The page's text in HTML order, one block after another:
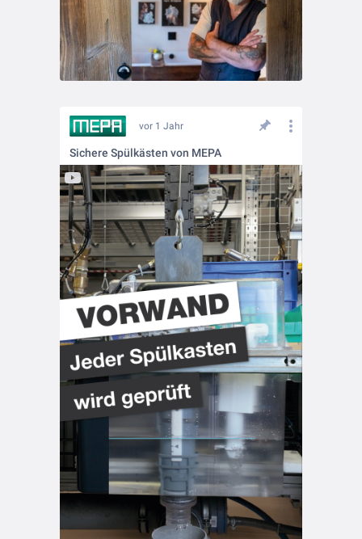
vor 1 Jahr
Sichere Spülkästen von MEPA